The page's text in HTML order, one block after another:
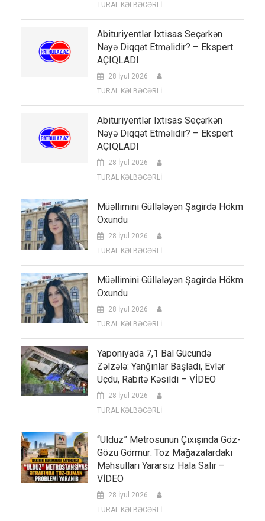
TURAL KƏLBƏCƏRLİ
Abituriyentlər Ixtisas Seçərkən
Nəyə Diqqət Etməlidir? – Ekspert
AÇIQLADI
28 İyul 2026
TURAL KƏLBƏCƏRLİ
Abituriyentlər Ixtisas Seçərkən
Nəyə Diqqət Etməlidir? – Ekspert
AÇIQLADI
28 İyul 2026
TURAL KƏLBƏCƏRLİ
Müəllimini Güllələyən Şagirdə Hökm
Oxundu
28 İyul 2026
TURAL KƏLBƏCƏRLİ
Müəllimini Güllələyən Şagirdə Hökm
Oxundu
28 İyul 2026
TURAL KƏLBƏCƏRLİ
Yaponiyada 7,1 Bal Gücündə
Zəlzələ: Yanğınlar Başladı, Evlər
Uçdu, Rabitə Kəsildi – VİDEO
28 İyul 2026
TURAL KƏLBƏCƏRLİ
“Ulduz” Metrosunun Çıxışında Göz-
Gözü Görmür: Toz Mağazalardakı
Məhsulları Yararsız Hala Salır –
VİDEO
28 İyul 2026
TURAL KƏLBƏCƏRLİ